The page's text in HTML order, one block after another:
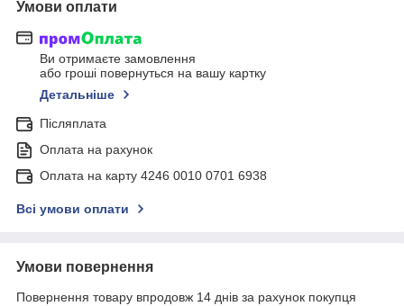
Умови оплати
Ви отримаєте замовлення
або гроші повернуться на вашу картку
Детальніше
Післяплата
Оплата на рахунок
Оплата на карту 4246 0010 0701 6938
Всі умови оплати
Умови повернення
Повернення товару впродовж 14 днів за рахунок покупця